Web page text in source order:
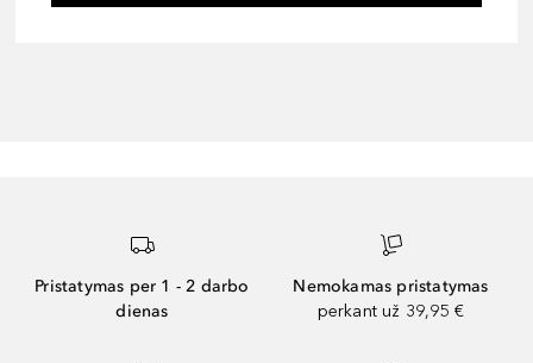
Pristatymas per 1 - 2 darbo
dienas
Nemokamas pristatymas
perkant už 39,95 €